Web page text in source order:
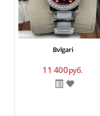
Bvlgari
11 400руб.